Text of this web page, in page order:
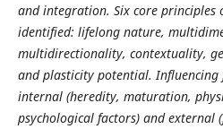
and integration. Six core principles
identified: lifelong nature,
multidirectionality, contextuality,
and plasticity potential. Influencing
internal (heredity, maturation,
psychological factors) and external